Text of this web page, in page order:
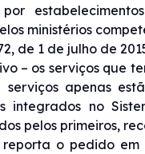
ministérios
de 1 de julho de
– os serviços que
apenas
integrados no
pelos primeiros,
o pedido